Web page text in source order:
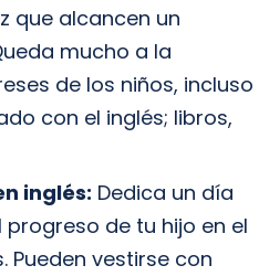
que alcancen un
mucho a la
de los niños, incluso
con el inglés; libros,
inglés: Dedica un día
de tu hijo en el
Pueden vestirse con